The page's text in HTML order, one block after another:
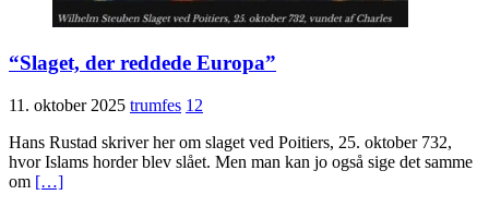
“Slaget, der reddede Europa”
11. oktober 2025 trumfes 12
Hans Rustad skriver her om slaget ved Poitiers, 25. oktober 732,
hvor Islams horder blev slået. Men man kan jo også sige det samme
om […]